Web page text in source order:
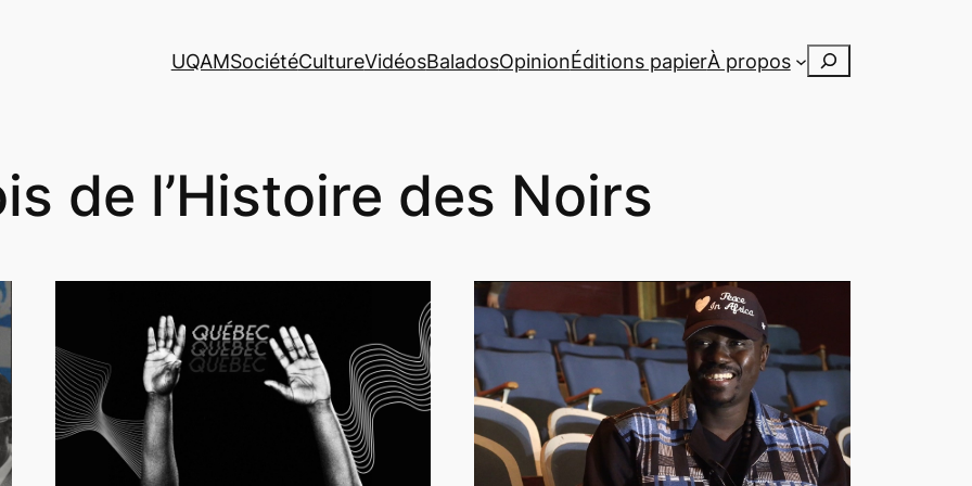
UQAMSociétéCultureVidéosBaladosOpinionÉditions papierÀ propos Rechercher
de l’Histoire des Noirs